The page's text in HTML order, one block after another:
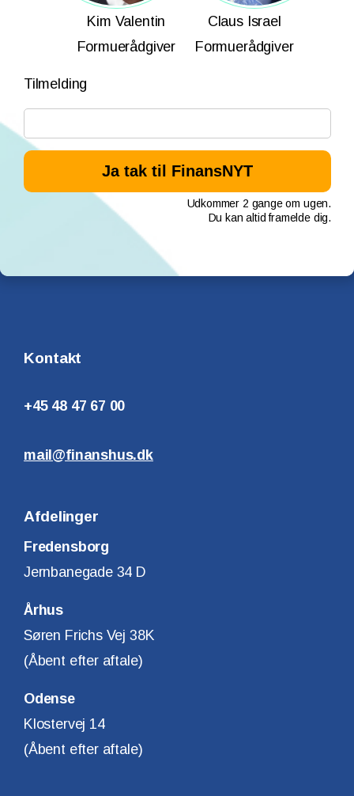
Kim Valentin
Formuerådgiver
Claus Israel
Formuerådgiver
Tilmelding
Udkommer 2 gange om ugen.
Du kan altid framelde dig.
Kontakt
+45 48 47 67 00
mail@finanshus.dk
Afdelinger
Fredensborg
Jernbanegade 34 D
Århus
Søren Frichs Vej 38K
(Åbent efter aftale)
Odense
Klostervej 14
(Åbent efter aftale)